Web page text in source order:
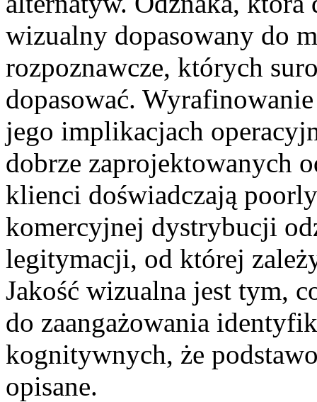
wizualny dopasowany do
rozpoznawcze, których
dopasować.
jego implikacjach
dobrze zaprojektowanych
klienci doświadczają
komercyjnej dystrybucji
legitymacji, od której
Jakość wizualna jest tym,
do zaangażowania
kognitywnych, że
opisane.